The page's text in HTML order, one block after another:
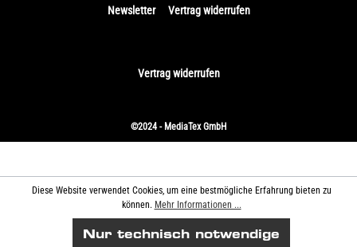
Newsletter
Vertrag widerrufen
Vertrag widerrufen
©2024 - MediaTex GmbH
Diese Website verwendet Cookies, um eine bestmögliche Erfahrung bieten zu
können. Mehr Informationen ...
Nur technisch notwendige